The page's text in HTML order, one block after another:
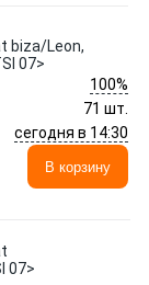
biza/Leon,
07>
100%
71 шт.
сегодня в 14:30
В корзину
07>